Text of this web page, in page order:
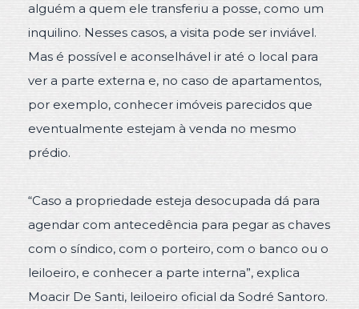
alguém a quem ele transferiu a posse, como um
inquilino. Nesses casos, a visita pode ser inviável.
Mas é possível e aconselhável ir até o local para
ver a parte externa e, no caso de apartamentos,
por exemplo, conhecer imóveis parecidos que
eventualmente estejam à venda no mesmo
prédio.
“Caso a propriedade esteja desocupada dá para
agendar com antecedência para pegar as chaves
com o síndico, com o porteiro, com o banco ou o
leiloeiro, e conhecer a parte interna”, explica
Moacir De Santi, leiloeiro oficial da Sodré Santoro.